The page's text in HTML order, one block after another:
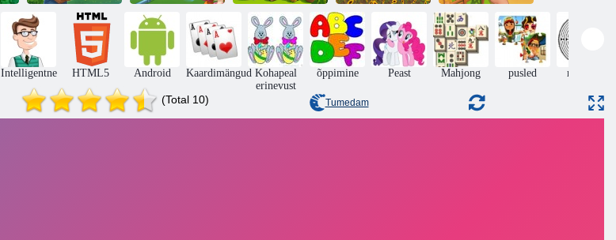
Õnneliku
talupõldude
pusle
Happy Farm 1
rea mõistatus
Minu väike talu Välimeister
Lamba
põgenemine:
talude
sorteerimise
Intelligentne HTML5 Android Kaardimängud Kohapeal
erinevust
õppimine Peast Mahjong pusled rägastik
(Total 10) Tumedam